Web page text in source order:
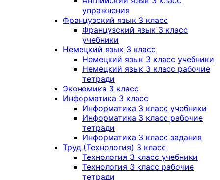
упражнения
Французский язык 3 класс
Французский язык 3 класс
учебники
Немецкий язык 3 класс
Немецкий язык 3 класс учебники
Немецкий язык 3 класс рабочие
тетради
Экономика 3 класс
Информатика 3 класс
Информатика 3 класс учебники
Информатика 3 класс рабочие
тетради
Информатика 3 класс задания
Труд (Технология) 3 класс
Технология 3 класс учебники
Технология 3 класс рабочие
тетради